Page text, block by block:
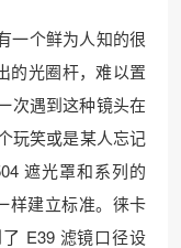
一个鲜为人知的很
的光圈杆，难以置
次遇到这种镜头在
玩笑或是某人忘记
遮光罩和系列的
样建立标准。徕卡
E39 滤镜口径设